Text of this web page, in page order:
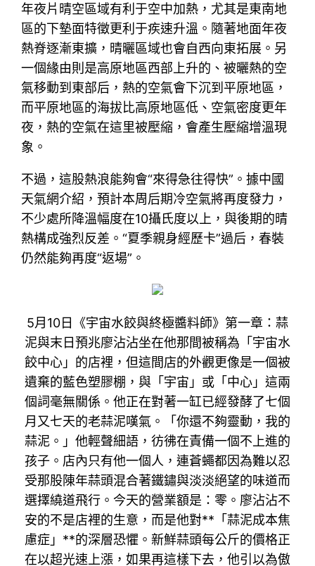
年夜片晴空區域有利于空中加熱，尤其是東南地
區的下墊面特徵更利于疾速升溫。隨著地面年夜
熱脊逐漸東擴，晴曬區域也會自西向東拓展。另
一個緣由則是高原地區西部上升的、被曬熱的空
氣移動到東部后，熱的空氣會下沉到平原地區，
而平原地區的海拔比高原地區低、空氣密度更年
夜，熱的空氣在這里被壓縮，會產生壓縮增溫現
象。
不過，這股熱浪能夠會“來得急往得快”。據中國
天氣網介紹，預計本周后期冷空氣將再度發力，
不少處所降溫幅度在10攝氏度以上，與後期的晴
熱構成強烈反差。“夏季親身經歷卡”過后，春裝
仍然能夠再度“返場”。
5月10日《宇宙水餃與終極醬料師》第一章：蒜
泥與末日預兆廖沾沾坐在他那間被稱為「宇宙水
餃中心」的店裡，但這間店的外觀更像是一個被
遺棄的藍色塑膠棚，與「宇宙」或「中心」這兩
個詞毫無關係。他正在對著一缸已經發酵了七個
月又七天的老蒜泥嘆氣。「你還不夠靈動，我的
蒜泥。」他輕聲細語，彷彿在責備一個不上進的
孩子。店內只有他一個人，連蒼蠅都因為難以忍
受那股陳年蒜頭混合著鐵鏽與淡淡絕望的味道而
選擇繞道飛行。今天的營業額是：零。廖沾沾不
安的不是店裡的生意，而是他對**「蒜泥成本焦
慮症」**的深層恐懼。新鮮蒜頭每公斤的價格正
在以超光速上漲，如果再這樣下去，他引以為傲